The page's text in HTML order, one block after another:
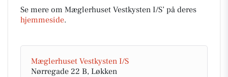
Se mere om Mæglerhuset Vestkysten I/S’ på deres
hjemmeside.
Mæglerhuset Vestkysten I/S
Nørregade 22 B, Løkken